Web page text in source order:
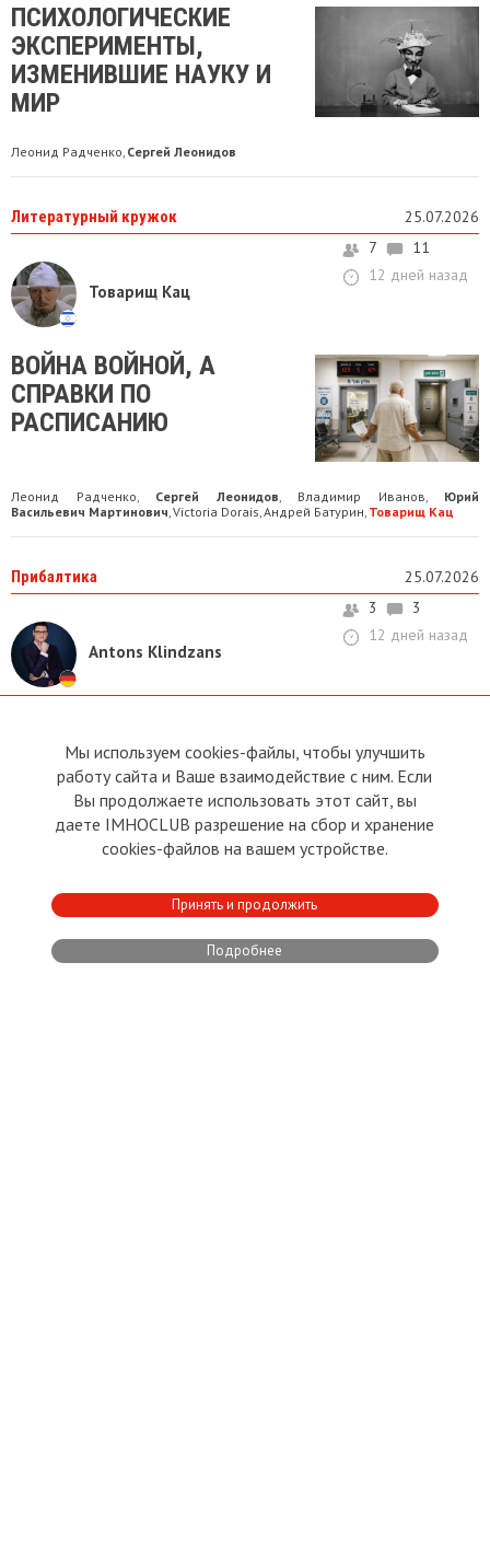
ПСИХОЛОГИЧЕСКИЕ
ЭКСПЕРИМЕНТЫ,
ИЗМЕНИВШИЕ НАУКУ И
МИР
Леонид Радченко Сергей Леонидов
Литературный кружок 25.07.2026
Товарищ Кац
7
11
12 дней назад
ВОЙНА ВОЙНОЙ, А
СПРАВКИ ПО
РАСПИСАНИЮ
Леонид Радченко, Сергей Леонидов, Владимир Иванов, Юрий
Васильевич Мартинович,Victoria Dorais,Андрей Батурин, Товарищ Кац
Прибалтика 25.07.2026
Antons Klindzans
3
3
12 дней назад
УМЕЛИ
Поэтому заводы закрыты
Юрий Васильевич Мартинович,Михаил Яковлевич Кривицкий
4
12
Мы используем cookies-файлы, чтобы улучшить
работу сайта и Ваше взаимодействие с ним. Если
Вы продолжаете использовать этот сайт, вы
даете IMHOCLUB разрешение на сбор и хранение
cookies-файлов на вашем устройстве.
Принять и продолжить
Подробнее